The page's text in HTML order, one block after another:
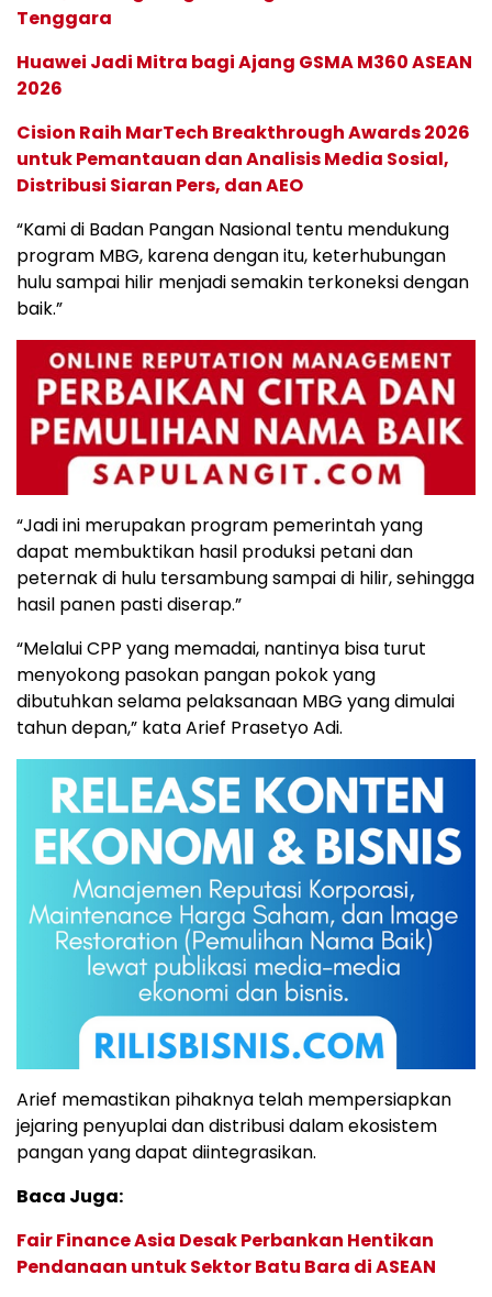
Tenggara
Huawei Jadi Mitra bagi Ajang GSMA M360 ASEAN
2026
Cision Raih MarTech Breakthrough Awards 2026
untuk Pemantauan dan Analisis Media Sosial,
Distribusi Siaran Pers, dan AEO
“Kami di Badan Pangan Nasional tentu mendukung
program MBG, karena dengan itu, keterhubungan
hulu sampai hilir menjadi semakin terkoneksi dengan
baik.”
“Jadi ini merupakan program pemerintah yang
dapat membuktikan hasil produksi petani dan
peternak di hulu tersambung sampai di hilir, sehingga
hasil panen pasti diserap.”
“Melalui CPP yang memadai, nantinya bisa turut
menyokong pasokan pangan pokok yang
dibutuhkan selama pelaksanaan MBG yang dimulai
tahun depan,” kata Arief Prasetyo Adi.
Arief memastikan pihaknya telah mempersiapkan
jejaring penyuplai dan distribusi dalam ekosistem
pangan yang dapat diintegrasikan.
Baca Juga:
Fair Finance Asia Desak Perbankan Hentikan
Pendanaan untuk Sektor Batu Bara di ASEAN